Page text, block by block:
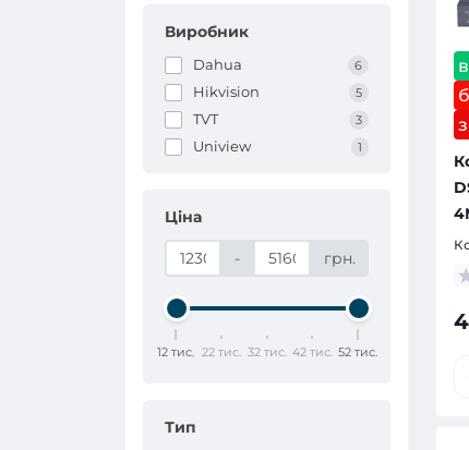
Виробник
Dahua 6
Hikvision 5
TVT 3
Uniview 1
Ціна
- грн.
12 тис. 22 тис. 32 тис. 42 тис. 52 тис.
Тип